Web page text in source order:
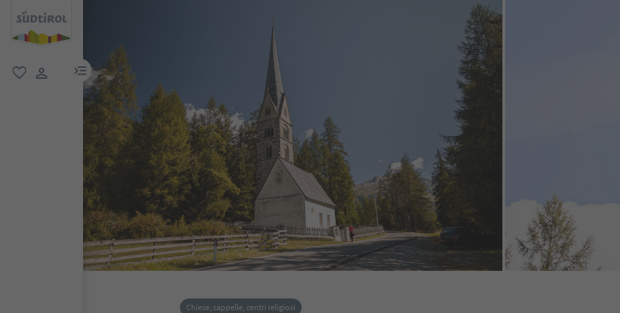
menu link
Chiese, cappelle, centri religiosi